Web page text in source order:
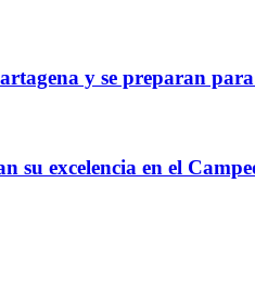
y se preparan
su excelencia en el